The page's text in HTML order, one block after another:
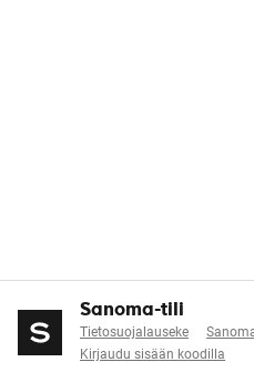
Sanoma-tili
Tietosuojalauseke
Kirjaudu sisään koodilla